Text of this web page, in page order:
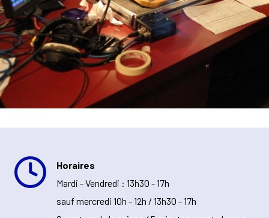
Horaires
Mardi - Vendredi : 13h30 - 17h
sauf mercredi 10h - 12h / 13h30 - 17h